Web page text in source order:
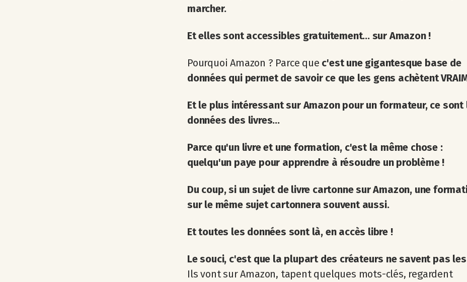
marcher.
Et elles sont accessibles gratuitement... sur Amazon !
Pourquoi Amazon ? Parce que c'est une gigantesque base de
données qui permet de savoir ce que les gens achètent
Et le plus intéressant sur Amazon pour un formateur, ce sont
données des livres...
Parce qu'un livre et une formation, c'est la même chose :
quelqu'un paye pour apprendre à résoudre un problème !
Du coup, si un sujet de livre cartonne sur Amazon, une
sur le même sujet cartonnera souvent aussi.
Et toutes les données sont là, en accès libre !
Le souci, c'est que la plupart des créateurs ne savent pas
Ils vont sur Amazon, tapent quelques mots-clés, regardent